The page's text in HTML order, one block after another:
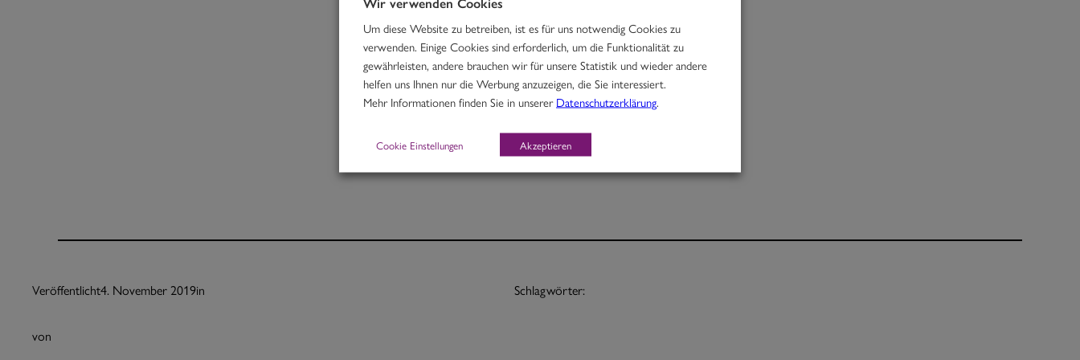
Rindfleisch in Mandel-Petersilcurry mit Zucchini
H
Portion 12,30
Veröffentlicht4. November 2019in
von
Schlagwörter:
Um diese Website zu betreiben, ist es für uns notwendig Cookies zu
verwenden. Einige Cookies sind erforderlich, um die Funktionalität zu
gewährleisten, andere brauchen wir für unsere Statistik und wieder andere
helfen uns Ihnen nur die Werbung anzuzeigen, die Sie interessiert.
Mehr Informationen finden Sie in unsererDatenschutzerklärung
Cookie Einstellungen Akzeptieren